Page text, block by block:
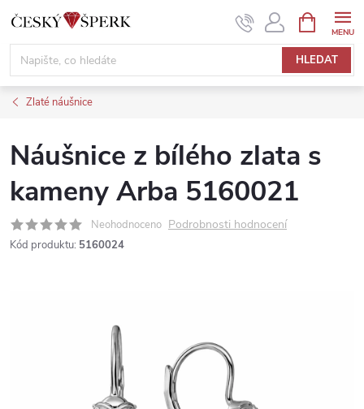
Přejít
obsah
HLEDAT
NÁKUPNÍ
KOŠÍK
Zlaté náušnice
Náušnice z bílého zlata s
kameny Arba 5160021
Neohodnoceno Podrobnosti hodnocení
Kód produktu: 5160024